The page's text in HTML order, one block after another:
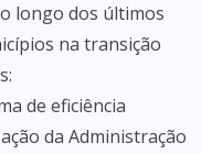
longo dos últimos
na transição
de eficiência
da Administração